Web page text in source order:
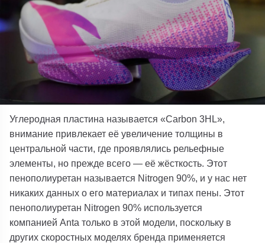
Углеродная пластина называется«Carbon 3HL»,
внимание привлекает её увеличение толщины в
центральной части, где проявлялись рельефные
элементы, но прежде всего — её жёсткость. Этот
пенополиуретан называется Nitrogen 90%, и у нас нет
никаких данных о его материалах и типах пены. Этот
пенополиуретан Nitrogen 90% используется
компаниейAnta только в этой модели, поскольку в
других скоростных моделях бренда применяется